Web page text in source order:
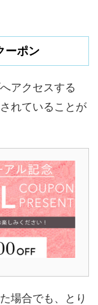
ーポン
アクセスする
れていることが
場合でも、とり